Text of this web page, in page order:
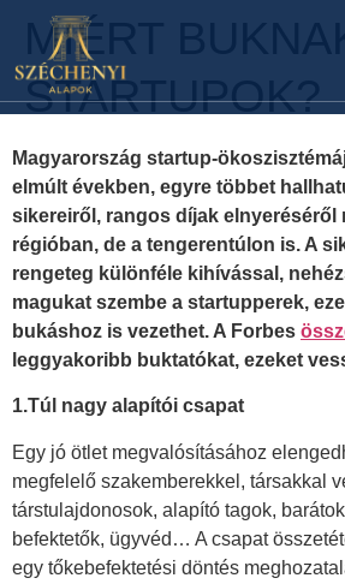
MIÉRT
STARTUPOK?
Magyarország startup-
elmúlt években, egyre többet
sikereiről, rangos díjak elnyeréséről
régióban, de a tengerentúlon is. A
rengeteg különféle kihívással,
magukat szembe a startupperek,
bukáshoz is vezethet. A Forbes
leggyakoribb buktatókat, ezeket
1.Túl nagy alapítói csapat
Egy jó ötlet megvalósításához
megfelelő szakemberekkel, társakkal
társtulajdonosok, alapító tagok,
befektetők, ügyvéd… A csapat
egy tőkebefektetési döntés